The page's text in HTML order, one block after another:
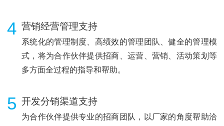
4 营销经营管理支持
系统化的管理制度、高绩效的管理团队、健全的管理模
式，将为合作伙伴提供招商、运营、营销、活动策划等
多方面全过程的指导和帮助。
5 开发分销渠道支持
为合作伙伴提供专业的招商团队，以厂家的角度帮助洽